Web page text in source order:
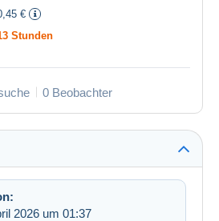
€
Stunden
0 Beobachter
2026 um 01:37